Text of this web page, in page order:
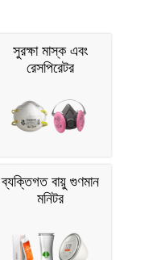
সুরক্ষা মাস্ক এবং
রেসপিরেটর
ব্যক্তিগত বায়ু গুণমান
মনিটর